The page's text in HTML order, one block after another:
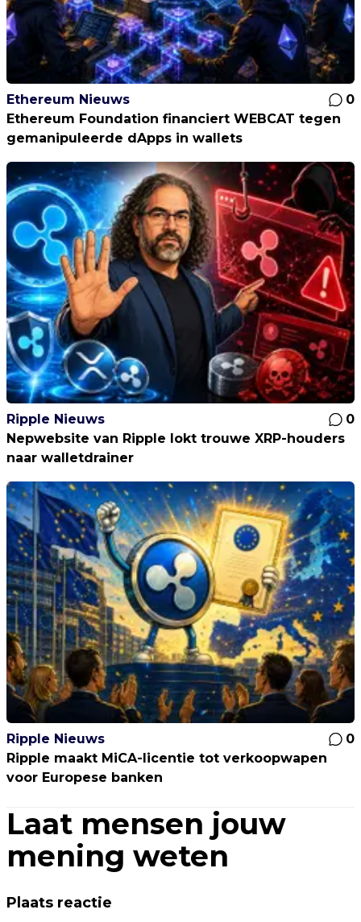
Ethereum Nieuws
0
Ethereum Foundation financiert WEBCAT tegen
gemanipuleerde dApps in wallets
Ripple Nieuws
0
Nepwebsite van Ripple lokt trouwe XRP-houders
naar walletdrainer
Ripple Nieuws
0
Ripple maakt MiCA-licentie tot verkoopwapen
voor Europese banken
Laat mensen jouw
mening weten
Plaats reactie